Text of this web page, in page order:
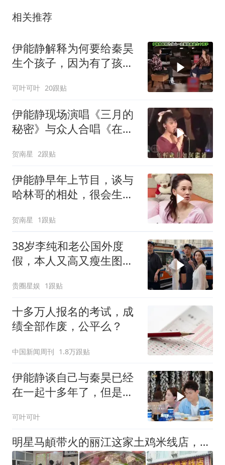
相关推荐
伊能静解释为何要给秦昊
生个孩子，因为有了孩子
可叶可叶 20跟贴
伊能静现场演唱《三月的
秘密》与众人合唱《在世
贺南星 2跟贴
伊能静早年上节目，谈与
哈林哥的相处，很会生活
贺南星 1跟贴
38岁李纯和老公国外度
假，本人又高又瘦生图超
贵圈星娱 1跟贴
十多万人报名的考试，成
绩全部作废，公平么？
中国新闻周刊 1.8万跟贴
伊能静谈自己与秦昊已经
在一起十多年了，但是每
可叶可叶
明星马頔带火的丽江这家土鸡米线店，什么一家？